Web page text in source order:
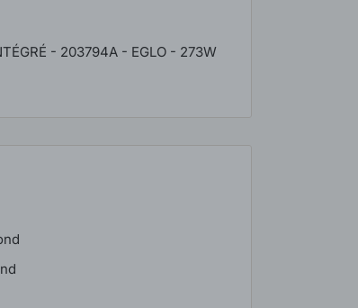
- 203794A - EGLO - 273W